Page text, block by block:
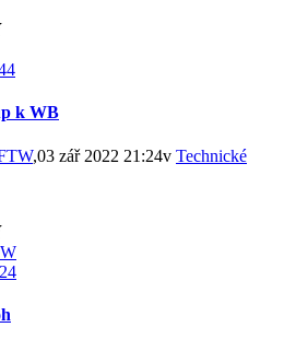
k WB
,03 zář 2022 21:24v Technické